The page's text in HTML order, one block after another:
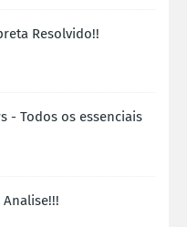
Resolvido!!
- Todos os essenciais
Analise!!!